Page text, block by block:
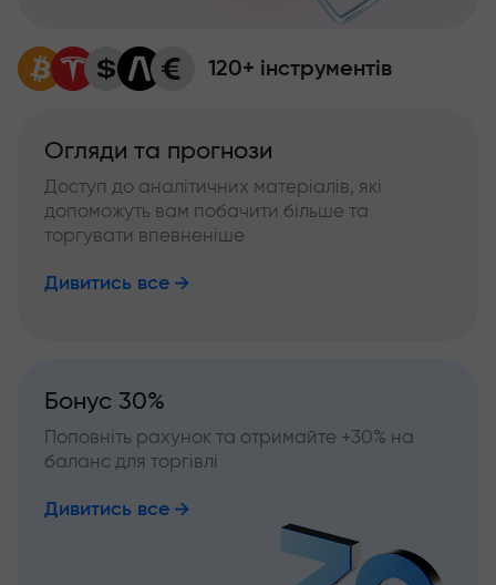
120+ інструментів
Огляди та прогнози
Доступ до аналітичних матеріалів, які
допоможуть вам побачити більше та
торгувати впевненіше
Дивитись все
Бонус 30%
Поповніть рахунок та отримайте +30% на
баланс для торгівлі
Дивитись все